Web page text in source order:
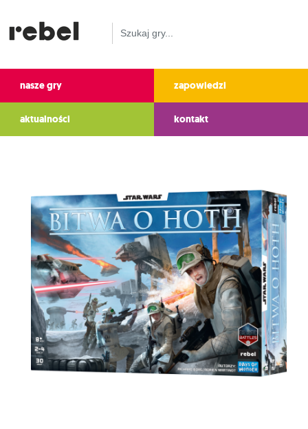
nasze gry zapowiedzi
aktualności kontakt